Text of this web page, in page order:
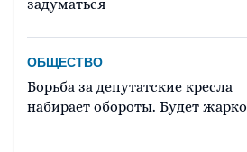
задуматься
ОБЩЕСТВО
Борьба за депутатские кресла
набирает обороты. Будет жарко